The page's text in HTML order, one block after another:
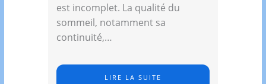
est incomplet. La qualité du
sommeil, notamment sa
continuité,…
LIRE LA SUITE